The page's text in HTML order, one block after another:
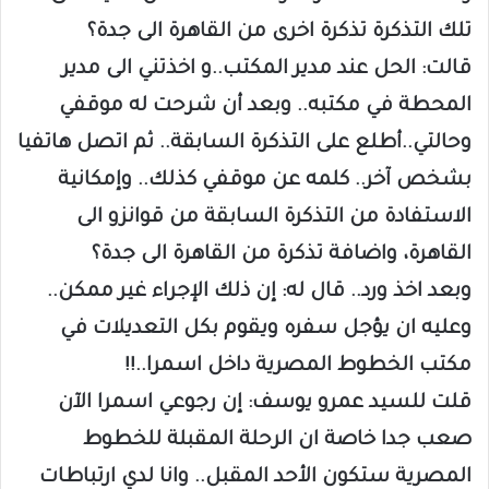
تلك التذكرة تذكرة اخرى من القاهرة الى جدة؟
قالت: الحل عند مدير المكتب..و اخذتني الى مدير
المحطة في مكتبه.. وبعد أن شرحت له موقفي
وحالتي..أطلع على التذكرة السابقة.. ثم اتصل هاتفيا
بشخص آخر.. كلمه عن موقفي كذلك.. وإمكانية
الاستفادة من التذكرة السابقة من قوانزو الى
القاهرة، واضافة تذكرة من القاهرة الى جدة؟
وبعد اخذ ورد.. قال له: إن ذلك الإجراء غير ممكن..
وعليه ان يؤجل سفره ويقوم بكل التعديلات في
مكتب الخطوط المصرية داخل اسمرا..!!
قلت للسيد عمرو يوسف: إن رجوعي اسمرا الآن
صعب جدا خاصة ان الرحلة المقبلة للخطوط
المصرية ستكون الأحد المقبل.. وانا لدي ارتباطات